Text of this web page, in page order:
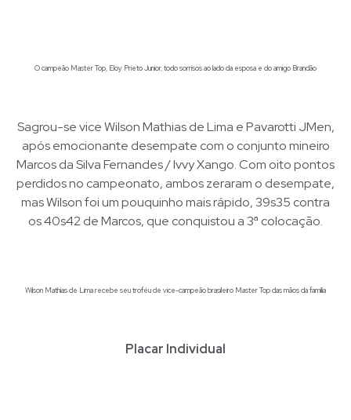
O campeão Master Top, Eloy Prieto Junior, todo sorrisos ao lado da esposa e do amigo Brandão
Sagrou-se vice Wilson Mathias de Lima e Pavarotti JMen,
após emocionante desempate com o conjunto mineiro
Marcos da Silva Fernandes / Ivvy Xango. Com oito pontos
perdidos no campeonato, ambos zeraram o desempate,
mas Wilson foi um pouquinho mais rápido, 39s35 contra
os 40s42 de Marcos, que conquistou a 3ª colocação.
Wilson Mathias de Lima recebe seu troféu de vice-campeão brasileiro Master Top das mãos da família
Placar Individual